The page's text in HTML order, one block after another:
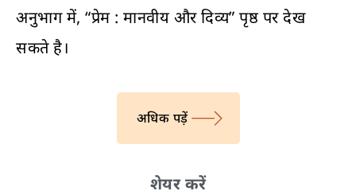
अनुभाग में, “प्रेम : मानवीय और दिव्य” पृष्ठ पर देख
सकते है।
अधिक पड़ें
शेयर करें